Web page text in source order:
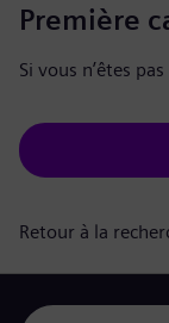
Première
Si vous n’êtes
Retour à la